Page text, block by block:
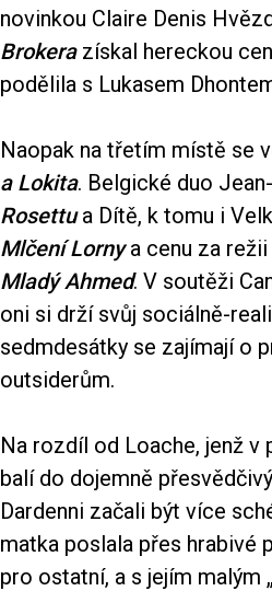
novinkou Claire Denis
Brokerazískal hereckou
podělila s Lukasem
Naopak na třetím místě se
a Lokita. Belgické duo
Rosettua Dítě, k tomu i
Mlčení Lornya cenu za režii
Mladý Ahmed. V soutěži
oni si drží svůj sociálně-
sedmdesátky se zajímají o
outsiderům.
Na rozdíl od Loache, jenž
balí do dojemně
Dardenni začali být více
matka poslala přes hrabivé
pro ostatní, a s jejím malým